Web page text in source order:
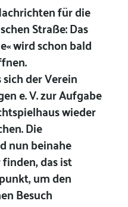
für die
Straße: Das
wird schon bald
der Verein
e. V. zur Aufgabe
wieder
Die
nun beinahe
das ist
um den
Besuch